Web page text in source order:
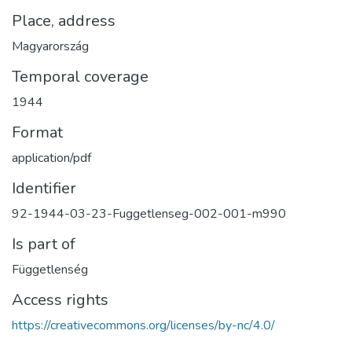
Place, address
Magyarország
Temporal coverage
1944
Format
application/pdf
Identifier
92-1944-03-23-Fuggetlenseg-002-001-m990
Is part of
Függetlenség
Access rights
https://creativecommons.org/licenses/by-nc/4.0/